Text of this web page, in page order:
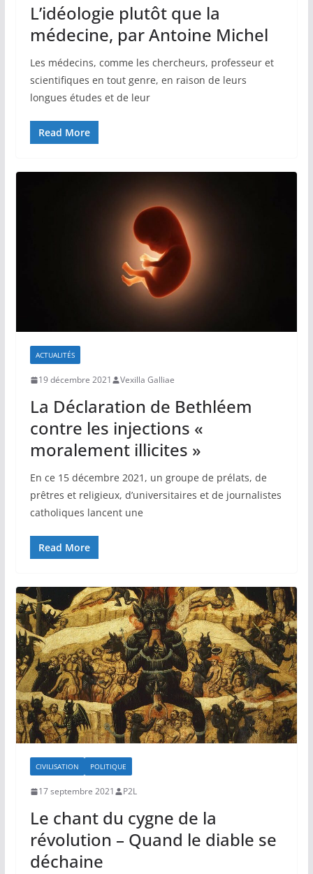
L’idéologie plutôt que la
médecine, par Antoine Michel
Les médecins, comme les chercheurs, professeur et
scientifiques en tout genre, en raison de leurs
longues études et de leur
Read More
ACTUALITÉS
19 décembre 2021 Vexilla Galliae
La Déclaration de Bethléem
contre les injections «
moralement illicites »
En ce 15 décembre 2021, un groupe de prélats, de
prêtres et religieux, d’universitaires et de journalistes
catholiques lancent une
Read More
CIVILISATION POLITIQUE
17 septembre 2021 P2L
Le chant du cygne de la
révolution – Quand le diable se
déchaine